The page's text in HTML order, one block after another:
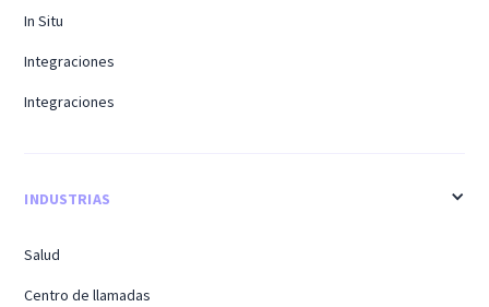
In Situ
Integraciones
Integraciones
INDUSTRIAS
Salud
Centro de llamadas